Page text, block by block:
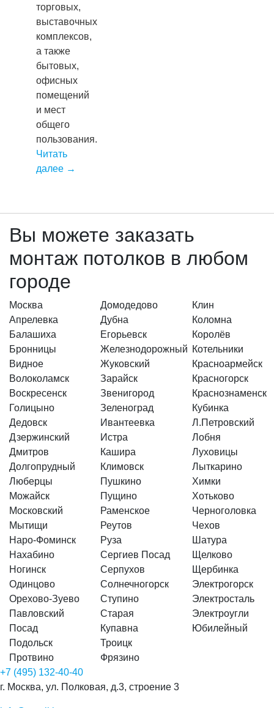
торговых,
выставочных
комплексов,
а также
бытовых,
офисных
помещений
и мест
общего
пользования.
Читать
далее →
Вы можете заказать
монтаж потолков в любом
городе
Москва
Апрелевка
Балашиха
Бронницы
Видное
Волоколамск
Воскресенск
Голицыно
Дедовск
Дзержинский
Дмитров
Долгопрудный
Домодедово
Дубна
Егорьевск
Железнодорожный
Жуковский
Зарайск
Звенигород
Зеленоград
Ивантеевка
Истра
Кашира
Климовск
Клин
Коломна
Королёв
Котельники
Красноармейск
Красногорск
Краснознаменск
Кубинка
Л.Петровский
Лобня
Луховицы
Лыткарино
Люберцы
Можайск
Московский
Мытищи
Наро-Фоминск
Нахабино
Ногинск
Одинцово
Орехово-Зуево
Павловский
Посад
Подольск
Протвино
Пушкино
Пущино
Раменское
Реутов
Руза
Сергиев Посад
Серпухов
Солнечногорск
Ступино
Старая
Купавна
Троицк
Фрязино
Химки
Хотьково
Черноголовка
Чехов
Шатура
Щелково
Щербинка
Электрогорск
Электросталь
Электроугли
Юбилейный
+7 (495) 132-40-40
г. Москва, ул. Полковая, д.3, строение 3